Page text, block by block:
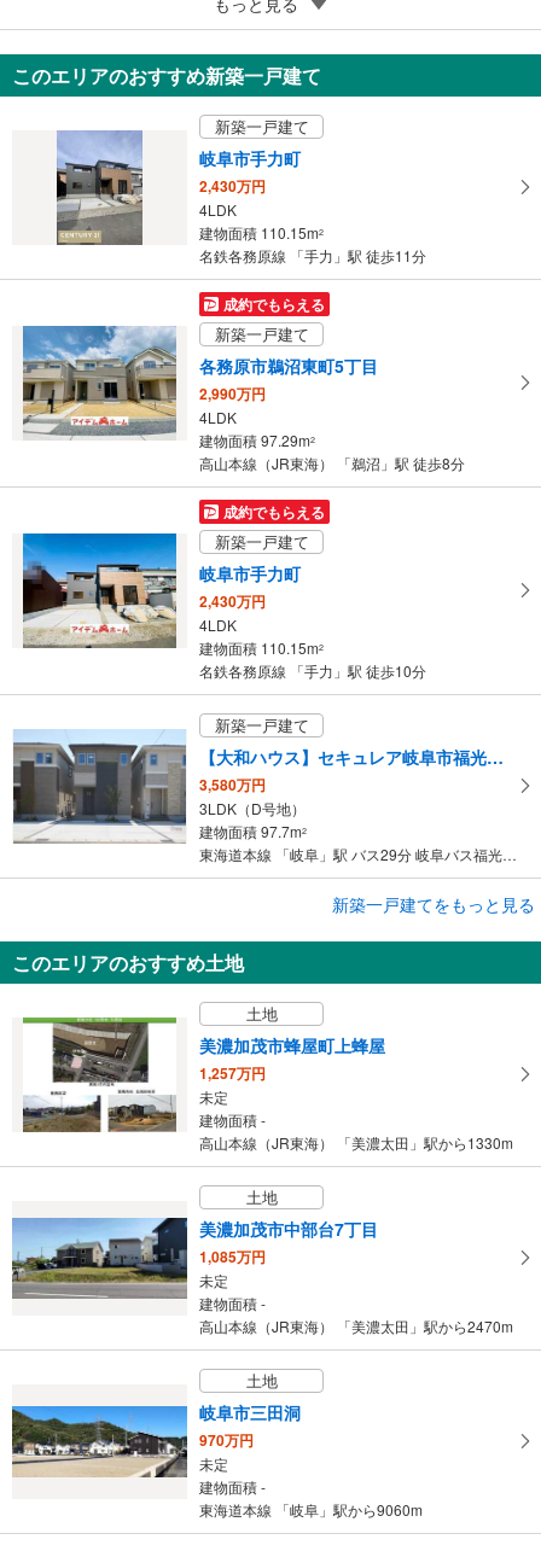
3,600万円
4LDK
118.11m2（登記）
岐阜県安八郡安八町東結
このエリアのおすすめ新築一戸建て
新築一戸建て
岐阜市手力町
2,430万円
4LDK
建物面積 110.15m2
名鉄各務原線 「手力」駅 徒歩11分
成約でもらえる
新築一戸建て
各務原市鵜沼東町5丁目
2,990万円
4LDK
建物面積 97.29m2
高山本線（JR東海） 「鵜沼」駅 徒歩8分
成約でもらえる
新築一戸建て
岐阜市手力町
2,430万円
4LDK
建物面積 110.15m2
名鉄各務原線 「手力」駅 徒歩10分
新築一戸建て
【大和ハウス】セキュレア岐阜市福光東 （分譲住宅）
3,580万円
3LDK（D号地）
建物面積 97.7m2
東海道本線 「岐阜」駅 バス29分 岐阜バス福光3丁目 バス停下車 徒歩4分
【大和ハウス】セキュレア長良西山前（分譲住宅）
3,980万円～4,780万円
建物面積 102.02m
東海道本線 「岐阜」駅 徒歩83分
新築一戸建てをもっと見る
このエリアのおすすめ土地
土地
美濃加茂市蜂屋町上蜂屋
1,257万円
未定
建物面積 -
高山本線（JR東海） 「美濃太田」駅から1330m
土地
美濃加茂市中部台7丁目
1,085万円
未定
建物面積 -
高山本線（JR東海） 「美濃太田」駅から2470m
土地
岐阜市三田洞
970万円
未定
建物面積 -
東海道本線 「岐阜」駅から9060m